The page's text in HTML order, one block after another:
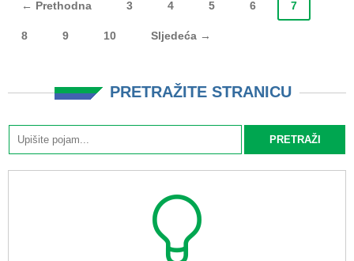
← Prethodna 3 4 5 6 7
8 9 10 Sljedeća →
PRETRAŽITE STRANICU